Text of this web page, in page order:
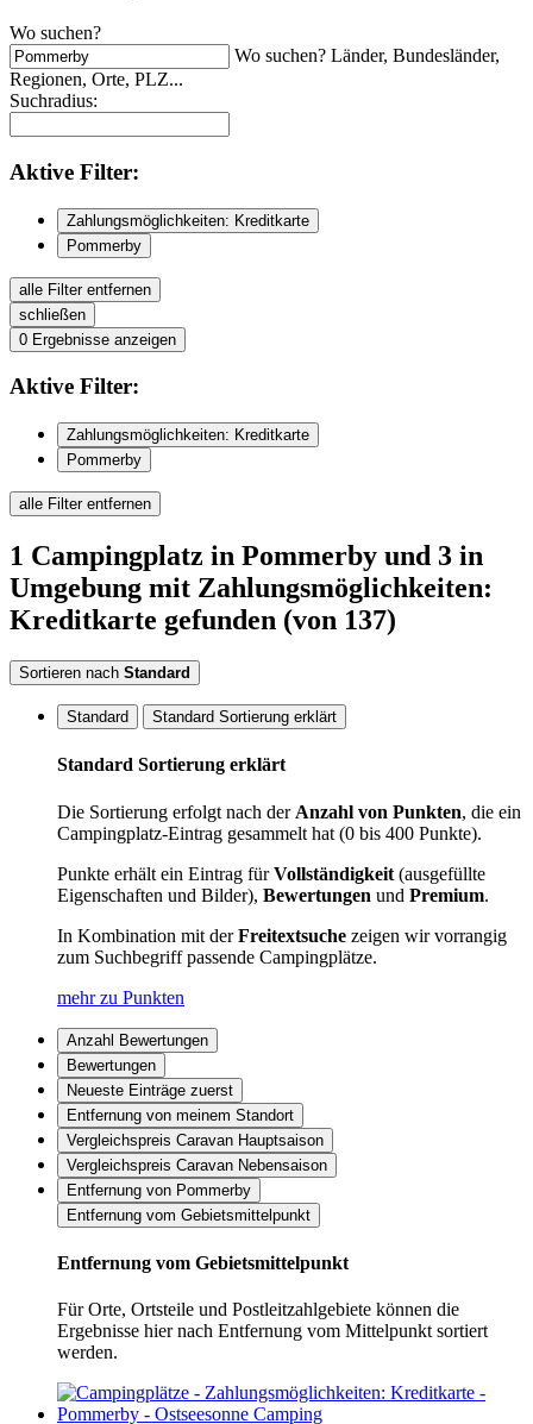
Wo suchen?
Wo suchen? Länder, Bundesländer,
Regionen, Orte, PLZ...
Suchradius:
Aktive Filter:
Zahlungsmöglichkeiten: Kreditkarte
Pommerby
alle Filter entfernen
schließen
0 Ergebnisse anzeigen
Aktive Filter:
Zahlungsmöglichkeiten: Kreditkarte
Pommerby
alle Filter entfernen
1 Campingplatz in Pommerby und 3 in
Umgebung mit Zahlungsmöglichkeiten:
Kreditkarte gefunden (von 137)
Sortieren nach Standard
Standard Standard Sortierung erklärt
Standard Sortierung erklärt
Die Sortierung erfolgt nach der Anzahl von Punkten, die ein
Campingplatz-Eintrag gesammelt hat (0 bis 400 Punkte).
Punkte erhält ein Eintrag fürVollständigkeit (ausgefüllte
Eigenschaften und Bilder), Bewertungen und Premium.
In Kombination mit derFreitextsuche zeigen wir vorrangig
zum Suchbegriff passende Campingplätze.
mehr zu Punkten
Anzahl Bewertungen
Bewertungen
Neueste Einträge zuerst
Entfernung von meinem Standort
Vergleichspreis Caravan Hauptsaison
Vergleichspreis Caravan Nebensaison
Entfernung von Pommerby
Entfernung vom Gebietsmittelpunkt
Entfernung vom Gebietsmittelpunkt
Für Orte, Ortsteile und Postleitzahlgebiete können die
Ergebnisse hier nach Entfernung vom Mittelpunkt sortiert
werden.